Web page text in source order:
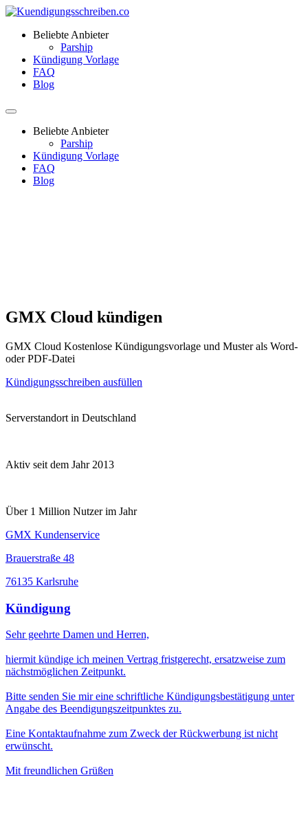
Beliebte Anbieter
Parship
Kündigung Vorlage
FAQ
Blog
Beliebte Anbieter
Parship
Kündigung Vorlage
FAQ
Blog
GMX Cloud kündigen
GMX Cloud Kostenlose Kündigungsvorlage und Muster als Word-
oder PDF-Datei
Kündigungsschreiben ausfüllen
Serverstandort in Deutschland
Aktiv seit dem Jahr 2013
Über 1 Million Nutzer im Jahr
GMX Kundenservice
Brauerstraße 48
76135 Karlsruhe
Kündigung
Sehr geehrte Damen und Herren,
hiermit kündige ich meinen Vertrag fristgerecht, ersatzweise zum
nächstmöglichen Zeitpunkt.
Bitte senden Sie mir eine schriftliche Kündigungsbestätigung unter
Angabe des Beendigungszeitpunktes zu.
Eine Kontaktaufnahme zum Zweck der Rückwerbung ist nicht
erwünscht.
Mit freundlichen Grüßen